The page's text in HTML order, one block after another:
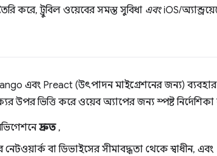
করে, ট্রুবিল ওয়েবের সমস্ত সুবিধা এবংiOS/
এবং Preact (উৎপাদন মাইগ্রেশনের জন্য)
উপর ভিত্তি করে ওয়েব অ্যাপের জন্য স্পষ্ট নির্দেশিকা
দ্রুত,
বা ডিভাইসের সীমাবদ্ধতা থেকে স্বাধীন, এবং